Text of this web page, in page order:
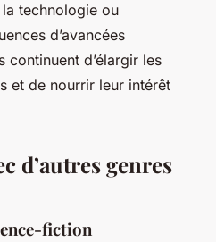
technologie ou
d’avancées
d’élargir les
et de nourrir leur intérêt
d’autres genres
fiction